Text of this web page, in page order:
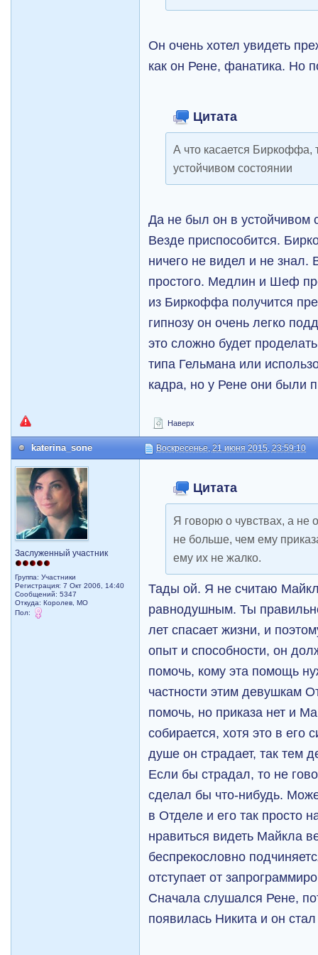
Он очень хотел увидеть
как он Рене, фанатика. Но
Цитата
А что касается Биркоффа,
устойчивом состоянии
Да не был он в устойчивом
Везде приспособится.
ничего не видел и не знал.
простого. Медлин и Шеф
из Биркоффа получится
гипнозу он очень легко
это сложно будет
типа Гельмана или
кадра, но у Рене они были
Наверх
katerina_sone Воскресенье, 21 июня 2015, 23:59:10
Заслуженный участник
Группа: Участники
Регистрация: 7 Окт 2006, 14:40
Сообщений: 5347
Откуда: Королев, МО
Пол:
Цитата
Я говорю о чувствах, а не
не больше, чем ему
ему их не жалко.
Тады ой. Я не считаю
равнодушным. Ты
лет спасает жизни, и
опыт и способности, он
помочь, кому эта помощь
частности этим девушкам
помочь, но приказа нет и
собирается, хотя это в его
душе он страдает, так тем
Если бы страдал, то не
сделал бы что-нибудь.
в Отделе и его так просто
нравиться видеть Майкла
беспрекословно
отступает от
Сначала слушался Рене,
появилась Никита и он